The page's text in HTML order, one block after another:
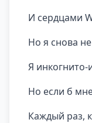
И сердцами
Но я снова
Я инкогнито-
Но если б
Каждый раз,